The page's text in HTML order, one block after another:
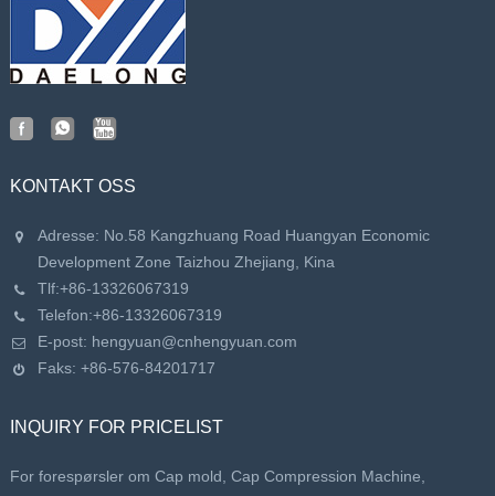
KONTAKT OSS
Adresse: No.58 Kangzhuang Road Huangyan Economic
Development Zone Taizhou Zhejiang, Kina
Tlf:+86-13326067319
Telefon:+86-13326067319
E-post: hengyuan@cnhengyuan.com
Faks: +86-576-84201717
INQUIRY FOR PRICELIST
For forespørsler om Cap mold, Cap Compression Machine,